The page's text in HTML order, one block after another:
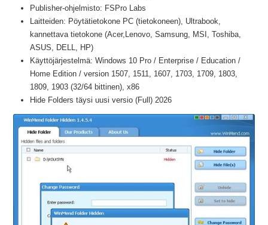
Publisher-ohjelmisto: FSPro Labs
Laitteiden: Pöytätietokone PC (tietokoneen), Ultrabook,
kannettava tietokone (Acer,Lenovo, Samsung, MSI, Toshiba,
ASUS, DELL, HP)
Käyttöjärjestelmä: Windows 10 Pro / Enterprise / Education /
Home Edition / version 1507, 1511, 1607, 1703, 1709, 1803,
1809, 1903 (32/64 bittinen), x86
Hide Folders täysi uusi versio (Full) 2026